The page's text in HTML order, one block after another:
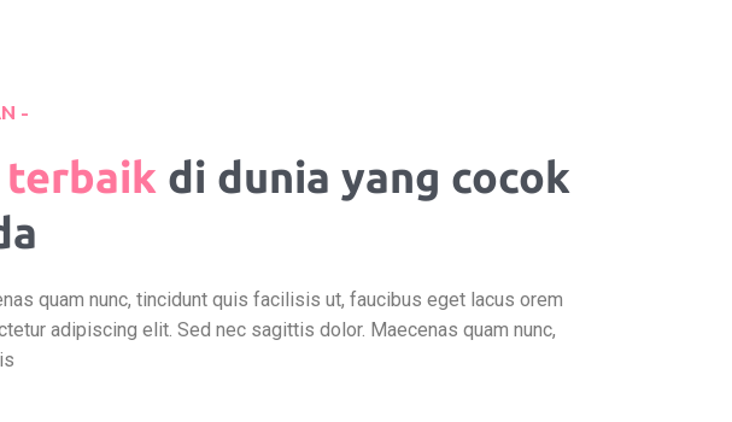
-
terbaik di dunia yang cocok
quam nunc, tincidunt quis facilisis ut, faucibus eget lacus orem
adipiscing elit. Sed nec sagittis dolor. Maecenas quam nunc,